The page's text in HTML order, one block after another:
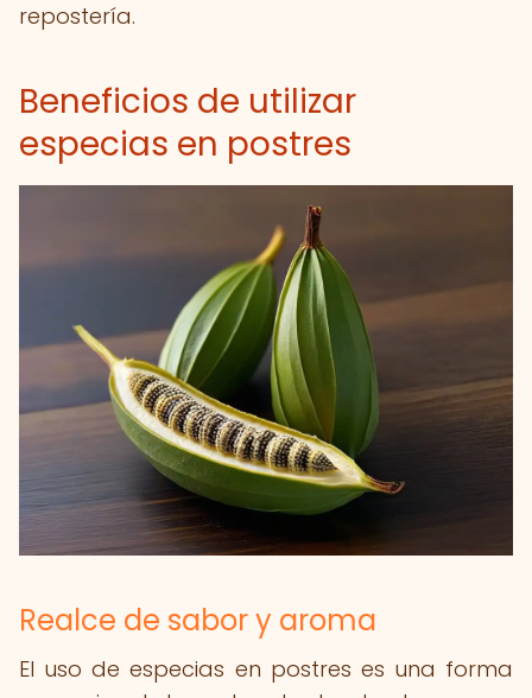
repostería.
Beneficios de utilizar
especias en postres
Realce de sabor y aroma
El uso de especias en postres es una forma